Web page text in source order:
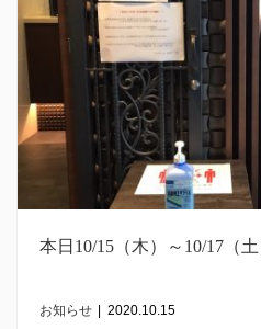
本日10/15（木）～10/17（
お知らせ | 2020.10.15